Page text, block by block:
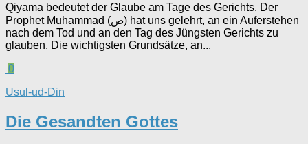
Qiyama bedeutet der Glaube am Tage des Gerichts. Der
Prophet Muhammad (ص) hat uns gelehrt, an ein Auferstehen
nach dem Tod und an den Tag des Jüngsten Gerichts zu
glauben. Die wichtigsten Grundsätze, an...
0
Usul-ud-Din
Die Gesandten Gottes